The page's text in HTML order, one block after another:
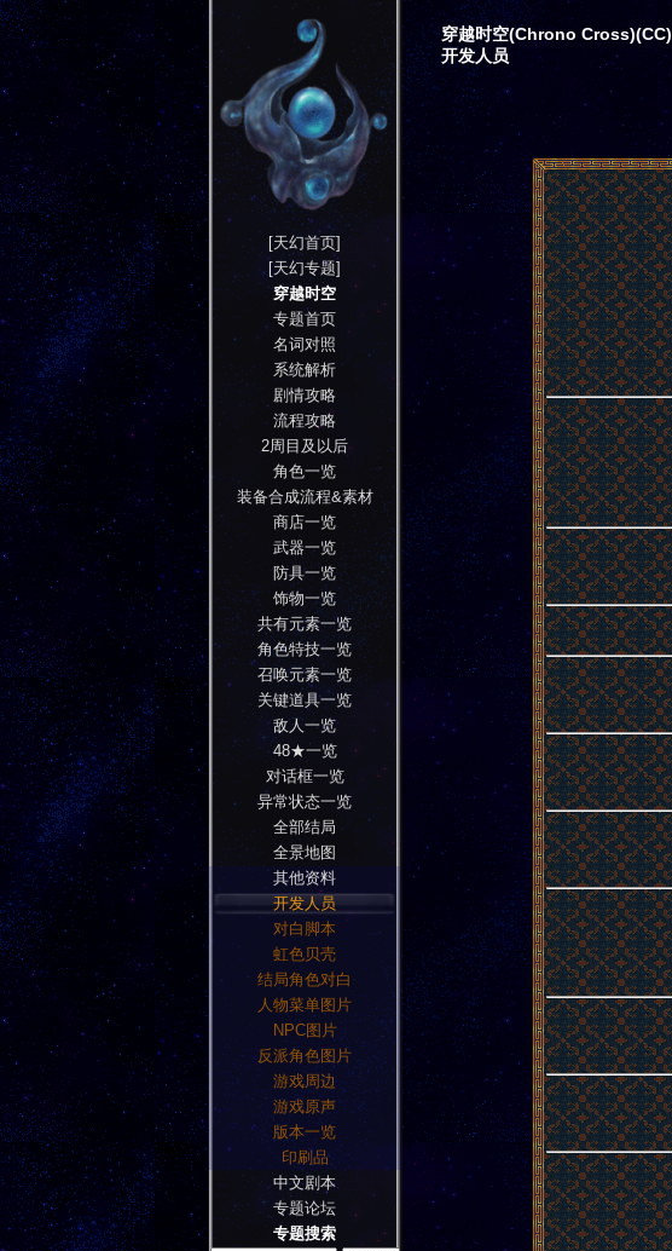
穿越时空(Chrono Cross)(CC)
开发人员
[天幻首页]
[天幻专题]
穿越时空
专题首页
名词对照
系统解析
剧情攻略
流程攻略
2周目及以后
角色一览
装备合成流程&素材
商店一览
武器一览
防具一览
饰物一览
共有元素一览
角色特技一览
召唤元素一览
关键道具一览
敌人一览
48★一览
对话框一览
异常状态一览
全部结局
全景地图
其他资料
开发人员
对白脚本
虹色贝壳
结局角色对白
人物菜单图片
NPC图片
反派角色图片
游戏周边
游戏原声
版本一览
印刷品
中文剧本
专题论坛
专题搜索